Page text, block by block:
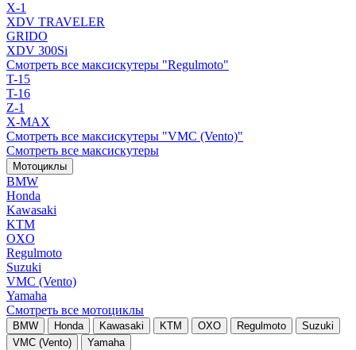
X-1
XDV TRAVELER
GRIDO
XDV 300Si
Смотреть все максискутеры "Regulmoto"
T-15
T-16
Z-1
X-MAX
Смотреть все максискутеры "VMC (Vento)"
Смотреть все максискутеры
Мотоциклы
BMW
Honda
Kawasaki
KTM
OXO
Regulmoto
Suzuki
VMC (Vento)
Yamaha
Смотреть все мотоциклы
BMW Honda Kawasaki KTM OXO Regulmoto
Suzuki
VMC (Vento)
Yamaha